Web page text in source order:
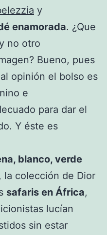
y
enamorada. ¿Que
no otro
Bueno, pues
opinión el bolso es
e
para dar el
Y éste es
blanco, verde
, la colección de Dior
safaris en África,
lucían
sin estar